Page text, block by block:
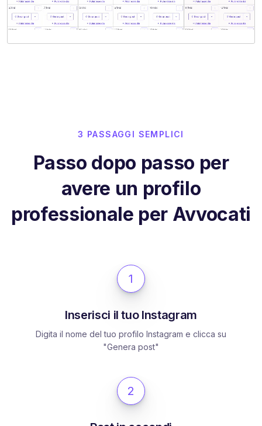
3 PASSAGGI SEMPLICI
Passo dopo passo per
avere un profilo
professionale per Avvocati
1
Inserisci il tuo Instagram
Digita il nome del tuo profilo Instagram e clicca su
"Genera post"
2